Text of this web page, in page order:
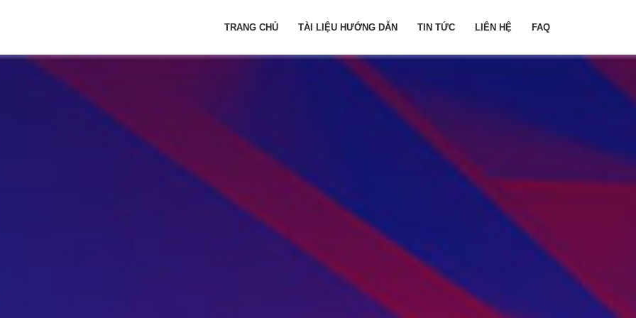
TRANG CHỦ TÀI LIỆU HƯỚNG DẪN TIN TỨC LIÊN HỆ FAQ